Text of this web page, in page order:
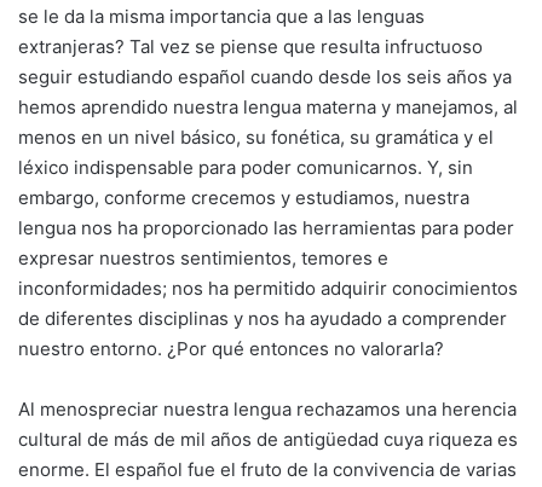
se le da la misma importancia que a las lenguas
extranjeras? Tal vez se piense que resulta infructuoso
seguir estudiando español cuando desde los seis años ya
hemos aprendido nuestra lengua materna y manejamos, al
menos en un nivel básico, su fonética, su gramática y el
léxico indispensable para poder comunicarnos. Y, sin
embargo, conforme crecemos y estudiamos, nuestra
lengua nos ha proporcionado las herramientas para poder
expresar nuestros sentimientos, temores e
inconformidades; nos ha permitido adquirir conocimientos
de diferentes disciplinas y nos ha ayudado a comprender
nuestro entorno. ¿Por qué entonces no valorarla?
Al menospreciar nuestra lengua rechazamos una herencia
cultural de más de mil años de antigüedad cuya riqueza es
enorme. El español fue el fruto de la convivencia de varias